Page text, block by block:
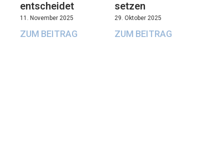
entscheidet
11. November 2025
ZUM BEITRAG
setzen
29. Oktober 2025
ZUM BEITRAG